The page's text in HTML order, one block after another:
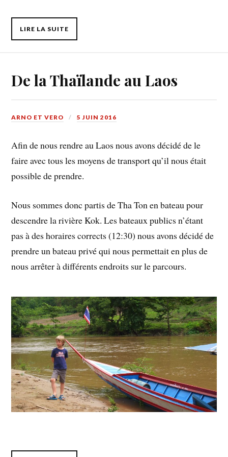
LIRE LA SUITE
De la Thaïlande au Laos
ARNO ET VERO 5 JUIN 2016
Afin de nous rendre au Laos nous avons décidé de le
faire avec tous les moyens de transport qu’il nous était
possible de prendre.
Nous sommes donc partis de Tha Ton en bateau pour
descendre la rivière Kok. Les bateaux publics n’étant
pas à des horaires corrects (12:30) nous avons décidé de
prendre un bateau privé qui nous permettait en plus de
nous arrêter à différents endroits sur le parcours.